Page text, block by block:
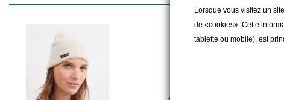
Lorsque vous visitez un
de «cookies». Cette
tablette ou mobile), est